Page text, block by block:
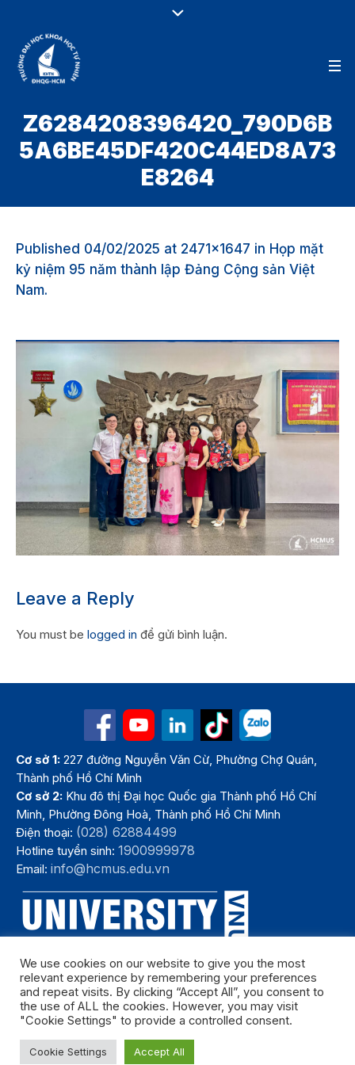
Z6284208396420_790D6B
5A6BE45DF420C44ED8A73
E8264
Published 04/02/2025 at 2471×1647 in Họp mặt
kỷ niệm 95 năm thành lập Đảng Cộng sản Việt
Nam.
Leave a Reply
You must be logged in để gửi bình luận.
Cơ sở 1: 227 đường Nguyễn Văn Cừ, Phường Chợ Quán,
Thành phố Hồ Chí Minh
Cơ sở 2: Khu đô thị Đại học Quốc gia Thành phố Hồ Chí
Minh, Phường Đông Hoà, Thành phố Hồ Chí Minh
Điện thoại: (028) 62884499
Hotline tuyển sinh:1900999978
Email:info@hcmus.edu.vn
Bản quyền thuộc Trường Đại học Khoa học tự nhiên, Đại học Quốc
gia Thành phố Hồ Chí Minh. Năm 2024
We use cookies on our website to give you the most
relevant experience by remembering your preferences
and repeat visits. By clicking “Accept All”, you consent to
the use of ALL the cookies. However, you may visit
"Cookie Settings" to provide a controlled consent.
Cookie Settings Accept All